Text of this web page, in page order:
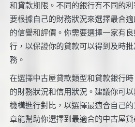
和貸款期限。不同的銀行有不同的
要根據自己的財務狀況來選擇最合
的信譽和評價。你需要選擇一家有
行，以保證你的貸款可以得到及時
務。
在選擇中古屋貸款類型和貸款銀行
的財務狀況和信用狀況。建議你可
機構進行對比，以選擇最適合自己
章能幫助你選擇到最適合的中古屋貸